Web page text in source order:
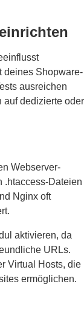
deines Shopware-
ausreichen
auf dedizierte oder
Webserver-
.htaccess-Dateien
Nginx oft
aktivieren, da
URLs.
Virtual Hosts, die
ermöglichen.